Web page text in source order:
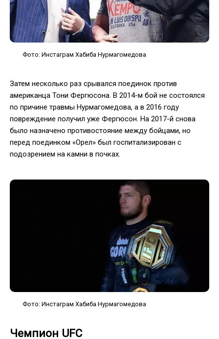
Фото: Инстаграм Хабиба Нурмагомедова
Затем несколько раз срывался поединок против
американца Тони Фергюсона. В 2014-м бой не состоялся
по причине травмы Нурмагомедова, а в 2016 году
повреждение получил уже Фергюсон. На 2017-й снова
было назначено противостояние между бойцами, но
перед поединком «Орел» был госпитализирован с
подозрением на камни в почках.
Фото: Инстаграм Хабиба Нурмагомедова
Чемпион UFC